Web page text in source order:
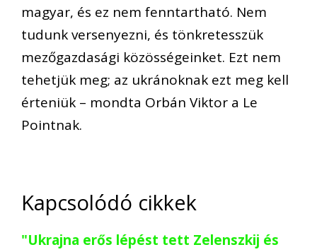
magyar, és ez nem fenntartható. Nem
tudunk versenyezni, és tönkretesszük
mezőgazdasági közösségeinket. Ezt nem
tehetjük meg; az ukránoknak ezt meg kell
érteniük – mondta Orbán Viktor a Le
Pointnak.
Kapcsolódó cikkek
"Ukrajna erős lépést tett Zelenszkij és